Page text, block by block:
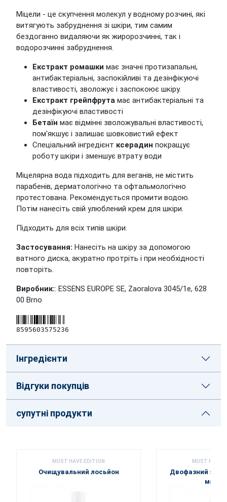
Міцели - це скупчення молекул у водному розчині, які
витягують забруднення зі шкіри, тим самим
бездоганно видаляючи як жиророзчинні, так і
водорозчинні забруднення.
Екстракт ромашки має значні протизапальні,
антибактеріальні, заспокійливі та дезінфікуючі
властивості, зволожує і заспокоює шкіру.
Екстракт грейпфрута має антибактеріальні та
дезінфікуючі властивості
Бетаїн має відмінні зволожувальні властивості,
пом'якшує і залишає шовковистий ефект
Спеціальний інгредієнт ксерадин покращує
роботу шкіри і зменшує втрату води
Міцелярна вода підходить для веганів, не містить
парабенів, дерматологічно та офтальмологічно
протестована. Рекомендується промити водою.
Потім нанесіть свій улюблений крем для шкіри.
Підходить для всіх типів шкіри.
Застосування: Нанесіть на шкіру за допомогою
ватного диска, акуратно протріть і при необхідності
повторіть.
Виробник:: ESSENS EUROPE SE, Zaoralova 3045/1e, 628
00 Brno
8595603575236
Інгредієнти
Відгуки покупців
супутні продукти
MUST HAVE EDITION
Очищувальний лосьйон
MUST HAVE
Двофазний